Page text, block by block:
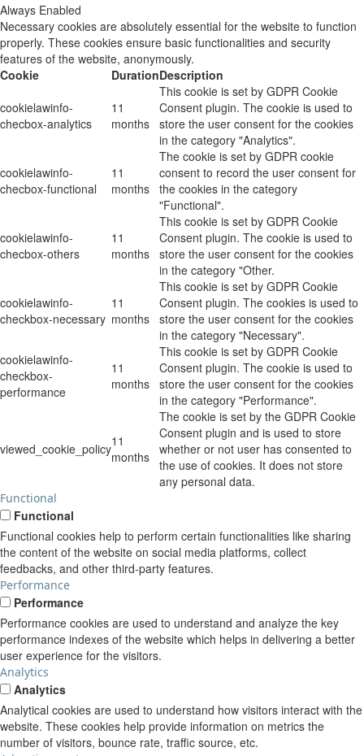
Always Enabled
Necessary cookies are absolutely essential for the website to function
properly. These cookies ensure basic functionalities and security
features of the website, anonymously.
Cookie
DurationDescription
cookielawinfo-
checbox-analytics
11
months
This cookie is set by GDPR Cookie
Consent plugin. The cookie is used to
store the user consent for the cookies
in the category "Analytics".
cookielawinfo-
checbox-functional
11
months
The cookie is set by GDPR cookie
consent to record the user consent for
the cookies in the category
"Functional".
cookielawinfo-
checbox-others
11
months
This cookie is set by GDPR Cookie
Consent plugin. The cookie is used to
store the user consent for the cookies
in the category "Other.
cookielawinfo-
checkbox-necessary
11
months
This cookie is set by GDPR Cookie
Consent plugin. The cookies is used to
store the user consent for the cookies
in the category "Necessary".
cookielawinfo-
checkbox-
performance
11
months
This cookie is set by GDPR Cookie
Consent plugin. The cookie is used to
store the user consent for the cookies
in the category "Performance".
viewed_cookie_policy11
months
The cookie is set by the GDPR Cookie
Consent plugin and is used to store
whether or not user has consented to
the use of cookies. It does not store
any personal data.
Functional
Functional
Functional cookies help to perform certain functionalities like sharing
the content of the website on social media platforms, collect
feedbacks, and other third-party features.
Performance
Performance
Performance cookies are used to understand and analyze the key
performance indexes of the website which helps in delivering a better
user experience for the visitors.
Analytics
Analytics
Analytical cookies are used to understand how visitors interact with the
website. These cookies help provide information on metrics the
number of visitors, bounce rate, traffic source, etc.